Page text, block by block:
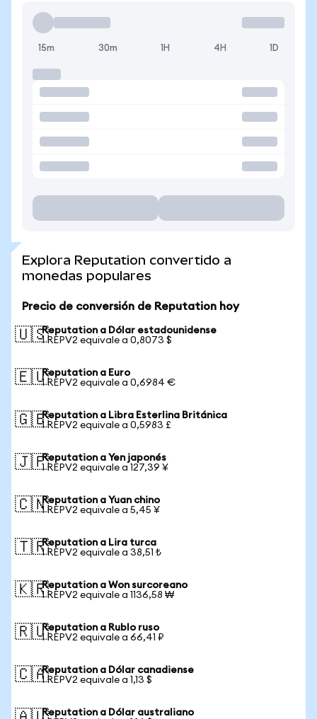
15m 30m 1H 4H 1D
Explora Reputation convertido a
monedas populares
Precio de conversión de Reputation hoy
🇺🇸Reputation a Dólar estadounidense
1 REPV2 equivale a 0,8073 $
🇪🇺Reputation a Euro
1 REPV2 equivale a 0,6984 €
🇬🇧Reputation a Libra Esterlina Británica
1 REPV2 equivale a 0,5983 £
🇯🇵Reputation a Yen japonés
1 REPV2 equivale a 127,39 ¥
🇨🇳Reputation a Yuan chino
1 REPV2 equivale a 5,45 ¥
🇹🇷Reputation a Lira turca
1 REPV2 equivale a 38,51 ₺
🇰🇷Reputation a Won surcoreano
1 REPV2 equivale a 1136,58 ₩
🇷🇺Reputation a Rublo ruso
1 REPV2 equivale a 66,41 ₽
🇨🇦Reputation a Dólar canadiense
1 REPV2 equivale a 1,13 $
Reputation a Dólar australiano